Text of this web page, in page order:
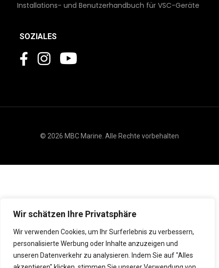
Wir schätzen Ihre Privatsphäre
Wir verwenden Cookies, um Ihr Surferlebnis zu verbessern,
personalisierte Werbung oder Inhalte anzuzeigen und
unseren Datenverkehr zu analysieren. Indem Sie auf "Alles
Installations- und Benutzerhandbuch für VSC-Geräte
SOZIALES
© 2026 MBC Marine. Alle Rechte vorbehalten